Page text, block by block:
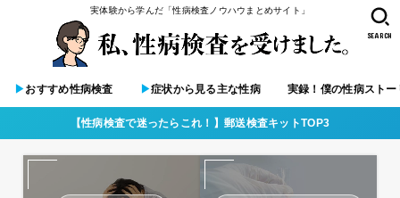
実体験から学んだ「性病検査ノウハウまとめサイト」
▶︎おすすめ性病検査 ▶︎症状から見る主な性病 実録！僕の性病ストー
SEARCH
【性病検査で迷ったらこれ！】郵送検査キットTOP3